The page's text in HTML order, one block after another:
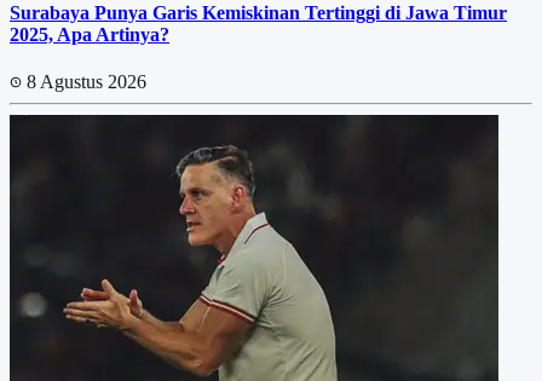
Surabaya Punya Garis Kemiskinan Tertinggi di Jawa Timur
2025, Apa Artinya?
8 Agustus 2026